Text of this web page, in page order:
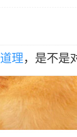
道理，是不是